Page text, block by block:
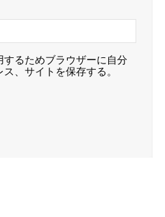
するためブラウザーに自分
、サイトを保存する。